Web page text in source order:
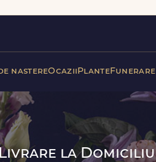
nastereOcazii PlanteFunerare
la Domiciliu